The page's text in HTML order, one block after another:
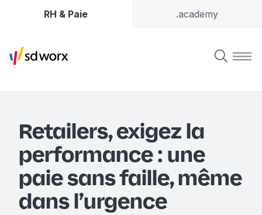
RH & Paie .academy
Retailers, exigez la
performance : une
paie sans faille, même
dans l’urgence